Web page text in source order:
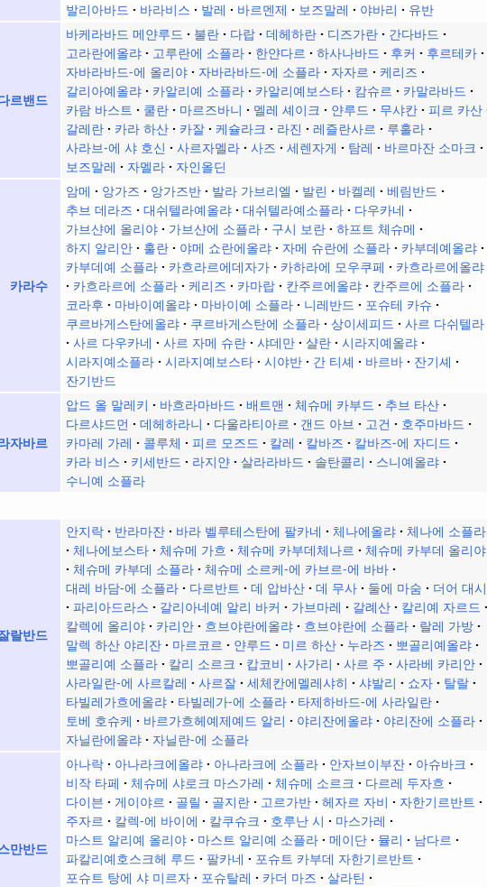
발리아바드
바라비스 발레 바르멘제 보즈말레 야바리 유반
르밴드
바케라바드 메얀루드 불란 다랍 데헤하란 디즈가란
간다바드
고라란에올랴
고루란에 소플라 한얀다르 하사나바드 후커
후르테카
자바라바드-에 올리야
자바라바드-에 소플라 자자르
케리즈
갈리아예올랴
카알리예 소플라 카알리예보스타 캄슈르
카말라바드
카람 바스트
쿨란 마르즈바니 멜레 셰이크 얀루드 무샤칸
피르 카산
갈레란
카라 하산 카잘 케슐라크 라진 레즐란사르
루홀라
사라브-에 샤 호신
사르자멜라 사즈 세렌자게 탐레
바르마잔 소마크
보즈말레
자멜라 자인올딘
카라수
암메 앙가즈 앙가즈반 발라 가브리엘 발린 바켈레
베림반드
추브 데라즈
대쉬텔라예올랴 대쉬텔라예소플라
다우카네
가브샨에 올리야
가브샨에 소플라 구시 보란
하프트 체슈메
하지 알리안
훌란 야메 쇼란에올랴 자메 슈란에 소플라
카부데예올랴
카부데예 소플라
카흐라르에데자가 카하라에 모우쿠페
카흐라르에올랴
카흐라르에 소플라
케리즈 카마랍 칸주르에올랴
칸주르에 소플라
코라후
마바이예올랴 마바이예 소플라 니레반드
포슈테 카슈
쿠르바게스탄에올랴
쿠르바게스탄에 소플라 상이세피드
사르 다쉬텔라
사르 다우카네
사르 자메 슈란 샤데만 샬란
시라지예올랴
시라지예소플라
시라지예보스타 시야반 간 티셰 바르바
잔기셰
잔기반드
자바르
압드 올 말레키 바흐라마바드 배트맨 체슈메 카부드
추브 타산
다르샤드먼
데헤하라니 다울라티아르 갠드 아브 고건
호주마바드
카마레 가레
콜루체 피르 모즈드 칼레 칼바즈
칼바즈-에 자디드
카라 비스
키세반드 라지얀 살라라바드 솔탄콜리
스니예올랴
수니예 소플라
랄반드
안지락 반라마잔 바라 벨루테스탄에 팔카네 체나에올랴
체나에 소플라
체나에보스타
체슈메 가흐 체슈메 카부데체나르
체슈메 카부데 올리야
체슈메 카부데 소플라
체슈메 소르케-에 카브르-에 바바
대레 바담-에 소플라
다르반트 데 압바산 데 무사 둘에 마숨
더어 대시
파리아드라스
갈리아네예 알리 바커 가브마레 갈례산
칼리예 자르드
칼렉에 올리야
카리안 흐브야란에올랴 흐브야란에 소플라
랄레 가방
말렉 하산 야리잔
마르코르 얀루드 미르 하산 누라즈
뽀골리예올랴
뽀골리예 소플라
칼리 소르크 캅코비 사가리 사르 주
사라베 카리안
사라일란-에 사르칼레
사르잘 세체칸에멜레샤히 샤발리 쇼자
탈랄
타빌레가흐에올랴
타빌레가-에 소플라
타제하바드-에 사라일란
토베 호슈케
바르가흐헤예제예드 알리 야리잔에올랴
야리잔에 소플라
자닐란에올랴
자닐란-에 소플라
만반드
아나락 아나라크에올랴 아나라크에 소플라 안자브이부잔
아슈바크
비작 타페
체슈메 샤로크 마스가레 체슈메 소르크
다르레 두자흐
다이븐
게이야르 골릴 골지란 고르가반 헤자르 자비
자한기르반트
주자르
칼렉-에 바이에 칼쿠슈크 호루난 시
마스가레
마스트 알리예 올리야
마스트 알리예 소플라 메이단 뮬리
남다르
파칼리예호스크헤 루드
팔카네
포슈트 카부데 자한기르반트
포슈트 탕에 샤 미르자
포슈탈레 카더 마즈
살라틴